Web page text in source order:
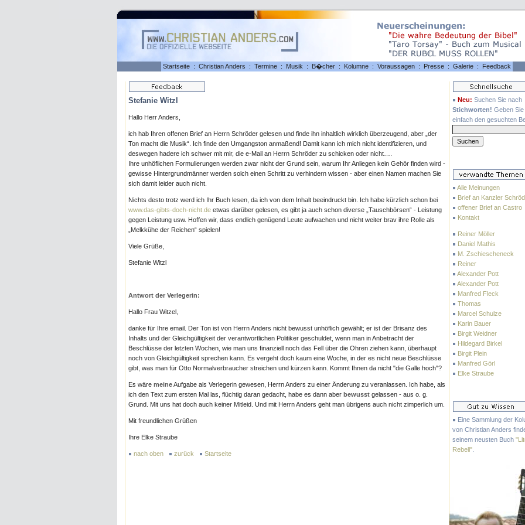
Startseite : Christian Anders : Termine : Musik : B�cher : Kolumne : Voraussagen : Presse : Galerie : Feedback
Stefanie Witzl
Hallo Herr Anders,
ich hab Ihren offenen Brief an Herrn Schröder gelesen und finde ihn inhaltlich wirklich überzeugend, aber „der
Ton macht die Musik“. Ich finde den Umgangston anmaßend! Damit kann ich mich nicht identifizieren, und
deswegen hadere ich schwer mit mir, die e-Mail an Herrn Schröder zu schicken oder nicht….
Ihre unhöflichen Formulierungen werden zwar nicht der Grund sein, warum Ihr Anliegen kein Gehör finden wird -
gewisse Hintergrundmänner werden solch einen Schritt zu verhindern wissen - aber einen Namen machen Sie
sich damit leider auch nicht.
Nichts desto trotz werd ich Ihr Buch lesen, da ich von dem Inhalt beeindruckt bin. Ich habe kürzlich schon bei
www.das-gibts-doch-nicht.de etwas darüber gelesen, es gibt ja auch schon diverse „Tauschbörsen“ - Leistung
gegen Leistung usw. Hoffen wir, dass endlich genügend Leute aufwachen und nicht weiter brav ihre Rolle als
„Melkkühe der Reichen“ spielen!
Viele Grüße,
Stefanie Witzl
Antwort der Verlegerin:
Hallo Frau Witzel,
danke für Ihre email. Der Ton ist von Herrn Anders nicht bewusst unhöflich gewählt; er ist der Brisanz des
Inhalts und der Gleichgültigkeit der verantwortlichen Politiker geschuldet, wenn man in Anbetracht der
Beschlüsse der letzten Wochen, wie man uns finanziell noch das Fell über die Ohren ziehen kann, überhaupt
noch von Gleichgültigkeit sprechen kann. Es vergeht doch kaum eine Woche, in der es nicht neue Beschlüsse
gibt, was man für Otto Normalverbraucher streichen und kürzen kann. Kommt Ihnen da nicht "die Galle hoch"?
Es wäre meineAufgabe als Verlegerin gewesen, Herrn Anders zu einer Änderung zu veranlassen. Ich habe, als
ich den Text zum ersten Mal las, flüchtig daran gedacht, habe es dann aber bewusst gelassen - aus o. g.
Grund. Mit uns hat doch auch keiner Mitleid. Und mit Herrn Anders geht man übrigens auch nicht zimperlich um.
Mit freundlichen Grüßen
Ihre Elke Straube
nach oben zurück Startseite
Neu: Suchen Sie nach
Stichworten! Geben Sie
einfach den gesuchten
Alle Meinungen
Brief an Kanzler
offener Brief an Castro
Kontakt
Reiner Möller
Daniel Mathis
M. Zschiescheneck
Reiner
Alexander Pott
Alexander Pott
Manfred Fleck
Thomas
Marcel Schulze
Karin Bauer
Birgit Weidner
Hildegard Birkel
Birgit Plein
Manfred Görl
Elke Straube
Eine Sammlung der
von Christian Anders
seinem neusten Buch
Rebell"